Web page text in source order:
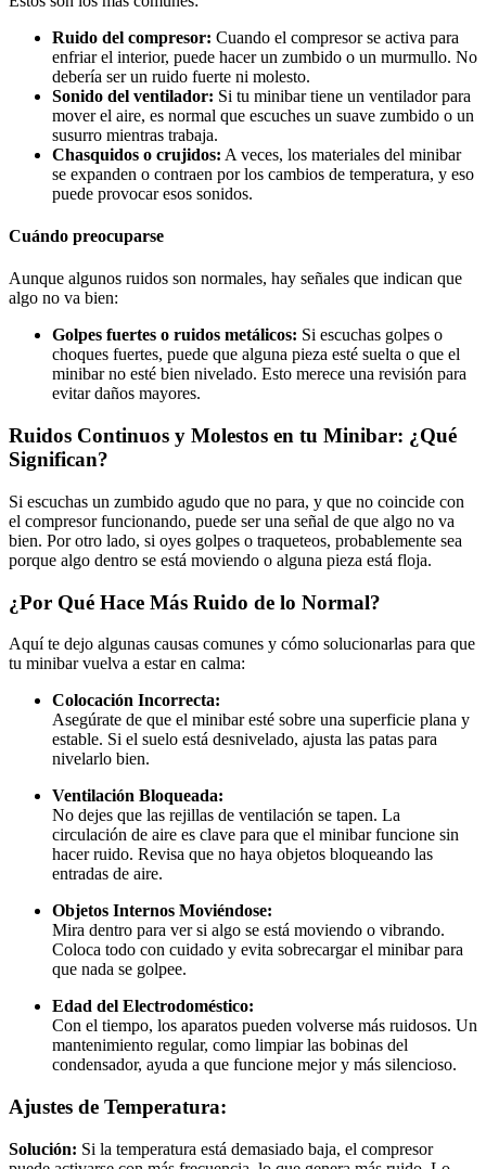
Ruido del compresor: Cuando el compresor se activa para
enfriar el interior, puede hacer un zumbido o un murmullo. No
debería ser un ruido fuerte ni molesto.
Sonido del ventilador: Si tu minibar tiene un ventilador para
mover el aire, es normal que escuches un suave zumbido o un
susurro mientras trabaja.
Chasquidos o crujidos: A veces, los materiales del minibar
se expanden o contraen por los cambios de temperatura, y eso
puede provocar esos sonidos.
Cuándo preocuparse
Aunque algunos ruidos son normales, hay señales que indican que
algo no va bien:
Golpes fuertes o ruidos metálicos: Si escuchas golpes o
choques fuertes, puede que alguna pieza esté suelta o que el
minibar no esté bien nivelado. Esto merece una revisión para
evitar daños mayores.
Ruidos Continuos y Molestos en tu Minibar: ¿Qué
Significan?
Si escuchas un zumbido agudo que no para, y que no coincide con
el compresor funcionando, puede ser una señal de que algo no va
bien. Por otro lado, si oyes golpes o traqueteos, probablemente sea
porque algo dentro se está moviendo o alguna pieza está floja.
¿Por Qué Hace Más Ruido de lo Normal?
Aquí te dejo algunas causas comunes y cómo solucionarlas para que
tu minibar vuelva a estar en calma:
Colocación Incorrecta:
Asegúrate de que el minibar esté sobre una superficie plana y
estable. Si el suelo está desnivelado, ajusta las patas para
nivelarlo bien.
Ventilación Bloqueada:
No dejes que las rejillas de ventilación se tapen. La
circulación de aire es clave para que el minibar funcione sin
hacer ruido. Revisa que no haya objetos bloqueando las
entradas de aire.
Objetos Internos Moviéndose:
Mira dentro para ver si algo se está moviendo o vibrando.
Coloca todo con cuidado y evita sobrecargar el minibar para
que nada se golpee.
Edad del Electrodoméstico:
Con el tiempo, los aparatos pueden volverse más ruidosos. Un
mantenimiento regular, como limpiar las bobinas del
condensador, ayuda a que funcione mejor y más silencioso.
Ajustes de Temperatura:
Solución: Si la temperatura está demasiado baja, el compresor